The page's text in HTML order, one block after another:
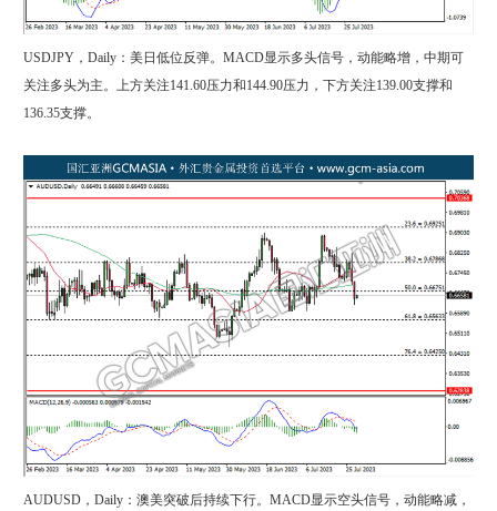
USDJPY，Daily：美日低位反弹。MACD显示多头信号，动能略增，中期可
关注多头为主。上方关注141.60压力和144.90压力，下方关注139.00支撑和
136.35支撑。
AUDUSD，Daily：澳美突破后持续下行。MACD显示空头信号，动能略减，